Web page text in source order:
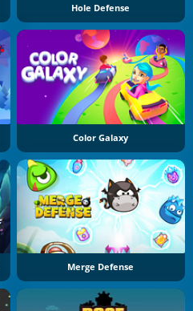
Hole Defense
Color Galaxy
Merge Defense